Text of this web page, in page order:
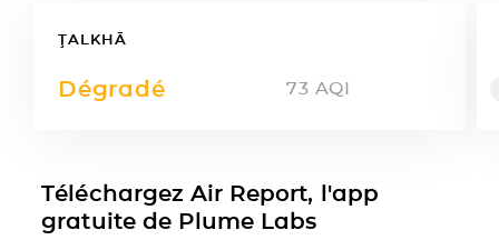
ŢALKHĀ
Dégradé 73 AQI
Téléchargez Air Report, l'app
gratuite de Plume Labs